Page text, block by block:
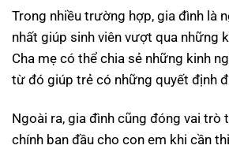
Trong nhiều trường hợp, gia đình là
nhất giúp sinh viên vượt qua những
Cha mẹ có thể chia sẻ những kinh
từ đó giúp trẻ có những quyết định
Ngoài ra, gia đình cũng đóng vai trò
chính ban đầu cho con em khi cần